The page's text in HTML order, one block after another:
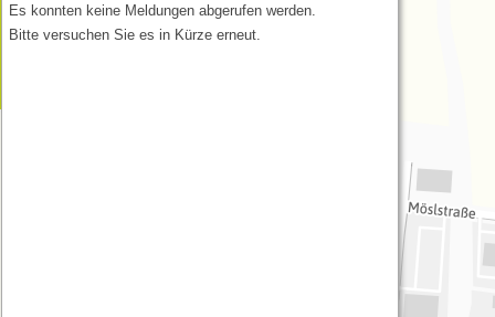
Feedback
Es konnten keine Meldungen abgerufen werden.
Bitte versuchen Sie es in Kürze erneut.